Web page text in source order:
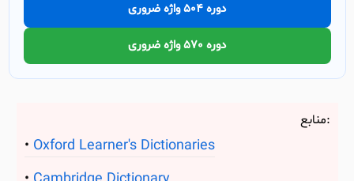
دوره 504 واژه ضروری
دوره 570 واژه ضروری
منابع:
Oxford Learner's Dictionaries